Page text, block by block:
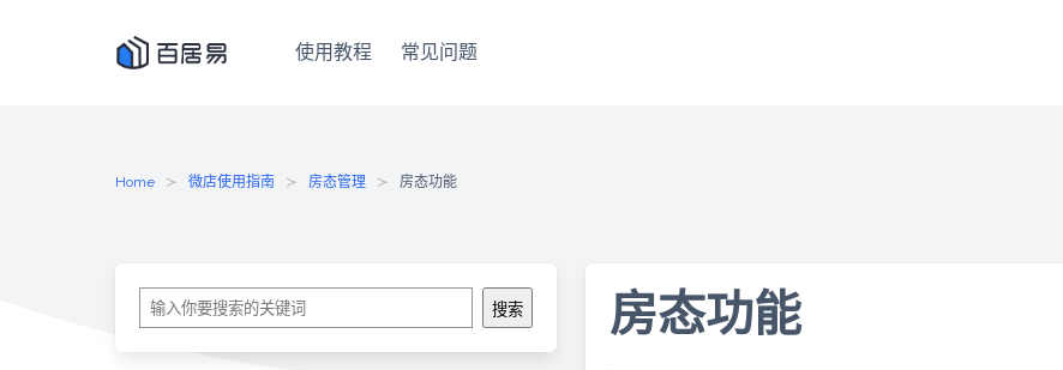
使用教程 常见问题
Home 微店使用指南 房态管理 房态功能
搜
索
搜索 房态功能